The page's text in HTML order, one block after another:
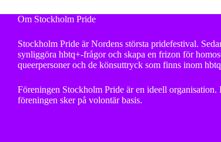
Om Stockholm Pride
Stockholm Pride är Nordens största pridefestival.
synliggöra hbtq+-frågor och skapa en frizon för
queerpersoner och de könsuttryck som finns inom
Föreningen Stockholm Pride är en ideell
föreningen sker på volontär basis.